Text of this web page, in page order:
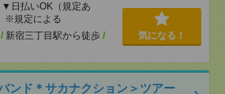
日払いOK（規定あ
規定による
/ 新宿三丁目駅から徒歩 /
気になる！
ンド＊サカナクション＞ツアー